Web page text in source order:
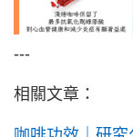
---
相關文章：